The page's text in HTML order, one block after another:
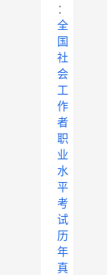
：
全
国
社
会
工
作
者
职
业
水
平
考
试
历
年
真